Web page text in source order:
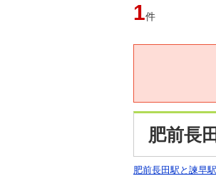
1件
肥前長
肥前長田駅と諫早